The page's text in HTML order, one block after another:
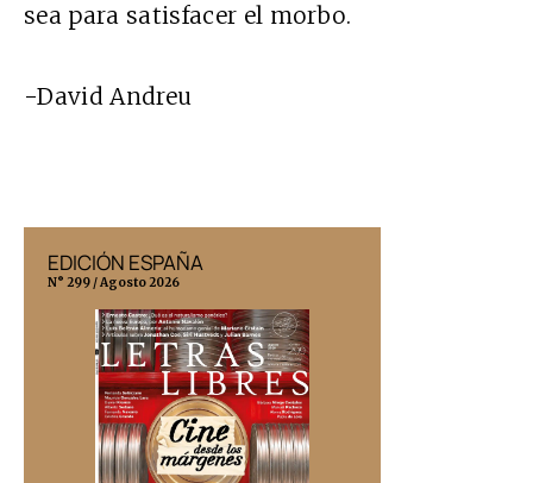
sea para satisfacer el morbo.
-David Andreu
EDICIÓN ESPAÑA
N° 299 / Agosto 2026